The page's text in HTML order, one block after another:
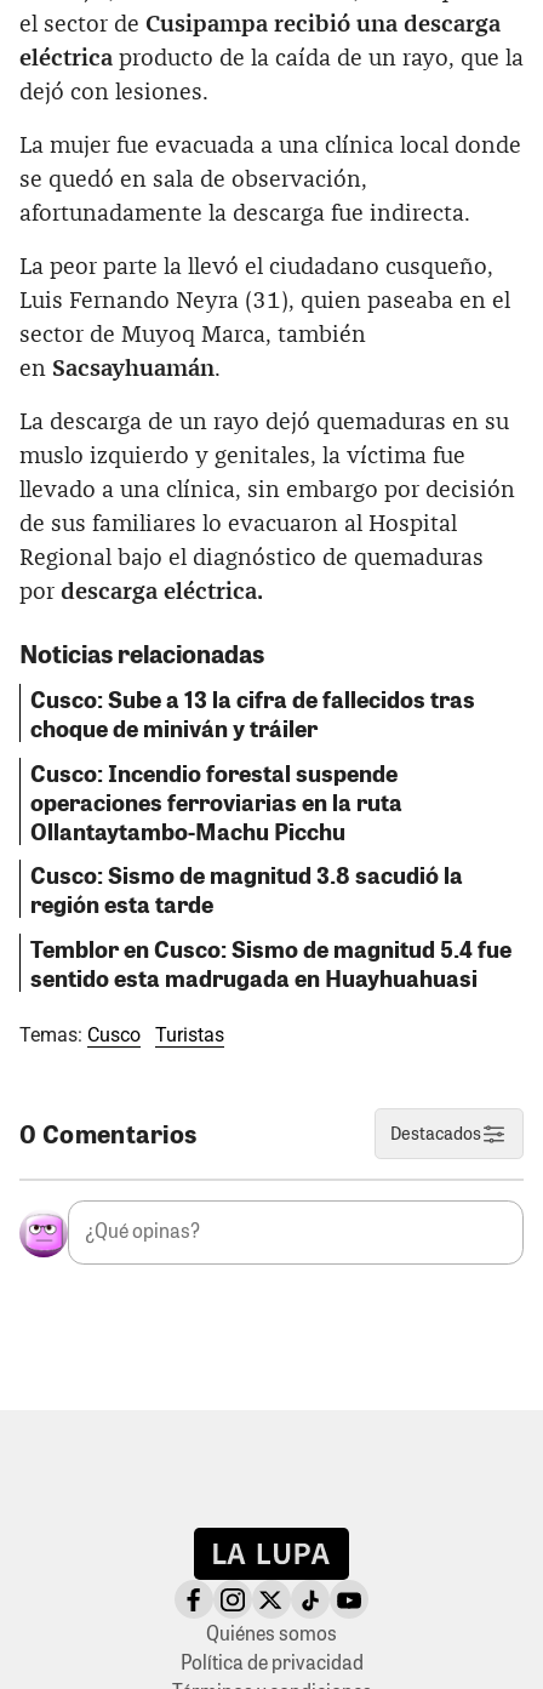
el sector de Cusipampa recibió una descarga
eléctrica producto de la caída de un rayo, que la
dejó con lesiones.
La mujer fue evacuada a una clínica local donde
se quedó en sala de observación,
afortunadamente la descarga fue indirecta.
La peor parte la llevó el ciudadano cusqueño,
Luis Fernando Neyra (31), quien paseaba en el
sector de Muyoq Marca, también
en Sacsayhuamán.
La descarga de un rayo dejó quemaduras en su
muslo izquierdo y genitales, la víctima fue
llevado a una clínica, sin embargo por decisión
de sus familiares lo evacuaron al Hospital
Regional bajo el diagnóstico de quemaduras
por descarga eléctrica.
Noticias relacionadas
Cusco: Sube a 13 la cifra de fallecidos tras
choque de miniván y tráiler
Cusco: Incendio forestal suspende
operaciones ferroviarias en la ruta
Ollantaytambo-Machu Picchu
Cusco: Sismo de magnitud 3.8 sacudió la
región esta tarde
Temblor en Cusco: Sismo de magnitud 5.4 fue
sentido esta madrugada en Huayhuahuasi
Temas: Cusco Turistas
0 Comentarios Destacados
Quiénes somos
Política de privacidad